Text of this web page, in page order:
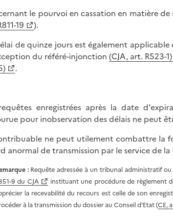
le pourvoi en cassation en matière
19
).
de quinze jours est également applicable
du référé-injonction (CJA, art. R523-1)
.
enregistrées après la date
pour inobservation des délais ne peut
ne peut utilement combattre la
anormal de transmission par le service de la
:Requête adressée à un tribunal administratif
9 du CJA
instituant une procédure de règlement
la recevabilité du recours est celle de son
à la transmission du dossier au Conseil d'Etat (CE,